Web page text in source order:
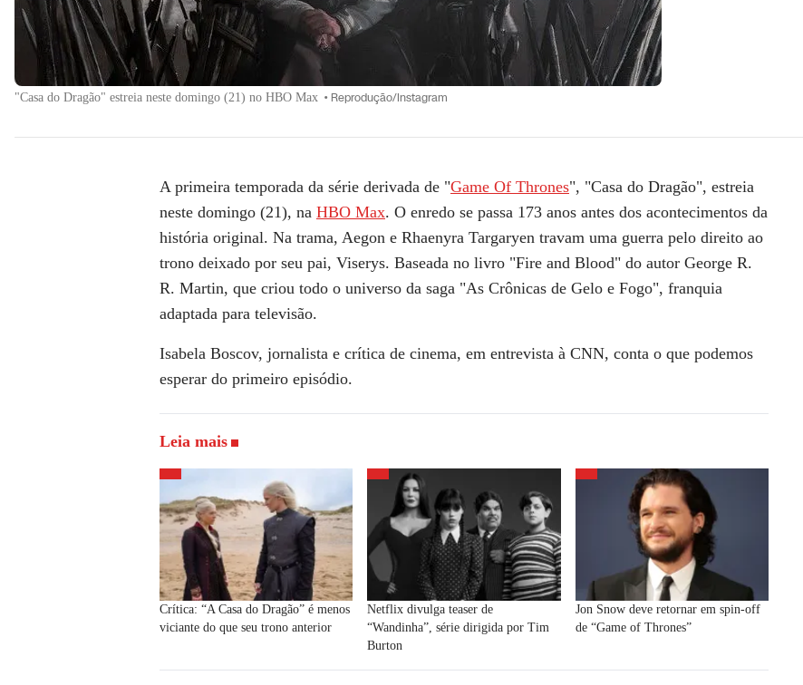
"Casa do Dragão" estreia neste domingo (21) no HBO Max • Reprodução/Instagram
A primeira temporada da série derivada de "Game Of Thrones", "Casa do Dragão", estreia
neste domingo (21), na HBO Max. O enredo se passa 173 anos antes dos acontecimentos da
história original. Na trama, Aegon e Rhaenyra Targaryen travam uma guerra pelo direito ao
trono deixado por seu pai, Viserys. Baseada no livro "Fire and Blood" do autor George R.
R. Martin, que criou todo o universo da saga "As Crônicas de Gelo e Fogo", franquia
adaptada para televisão.
Isabela Boscov, jornalista e crítica de cinema, em entrevista à CNN, conta o que podemos
esperar do primeiro episódio.
Leia mais
Crítica: “A Casa do Dragão” é menos
viciante do que seu trono anterior
Netflix divulga teaser de
“Wandinha”, série dirigida por Tim
Burton
Jon Snow deve retornar em spin-off
de “Game of Thrones”